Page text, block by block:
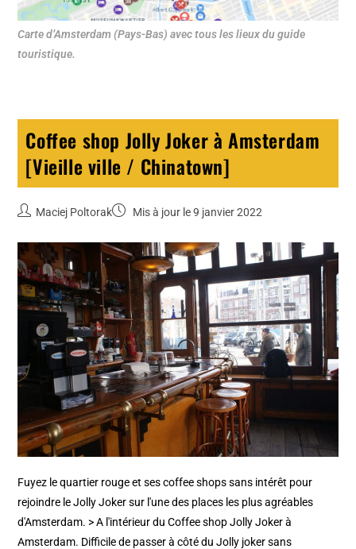
Carte d’Amsterdam (Pays-Bas) avec tous les lieux du guide
touristique.
Coffee shop Jolly Joker à Amsterdam
[Vieille ville / Chinatown]
Maciej Poltorak Mis à jour le 9 janvier 2022
Fuyez le quartier rouge et ses coffee shops sans intérêt pour
rejoindre le Jolly Joker sur l'une des places les plus agréables
d'Amsterdam. > A l'intérieur du Coffee shop Jolly Joker à
Amsterdam. Difficile de passer à côté du Jolly joker sans